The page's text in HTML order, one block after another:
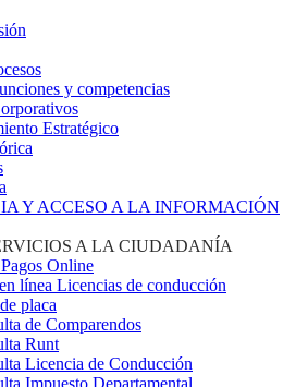
y competencias
Estratégico
Y ACCESO A LA INFORMACIÓN
A LA CIUDADANÍA
Online
línea Licencias de conducción
placa
de Comparendos
Runt
Licencia de Conducción
Impuesto Departamental